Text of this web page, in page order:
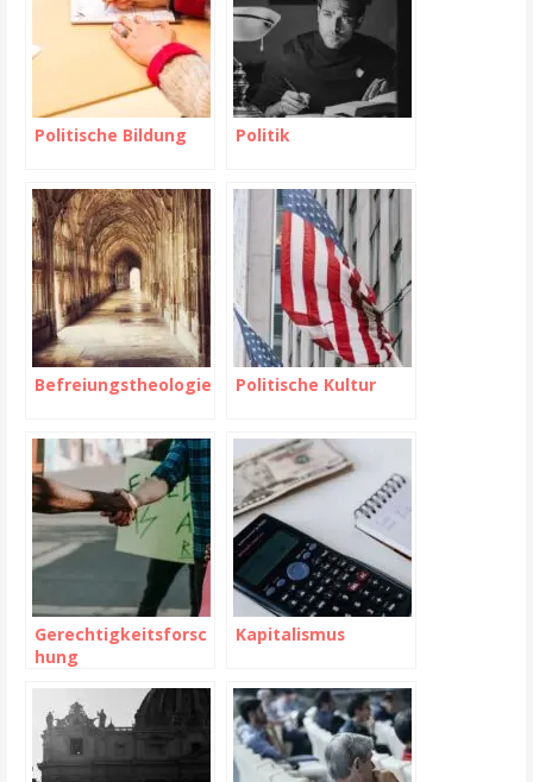
Politische Bildung Politik
Befreiungstheologie Politische Kultur
Gerechtigkeitsforsc
hung
Kapitalismus